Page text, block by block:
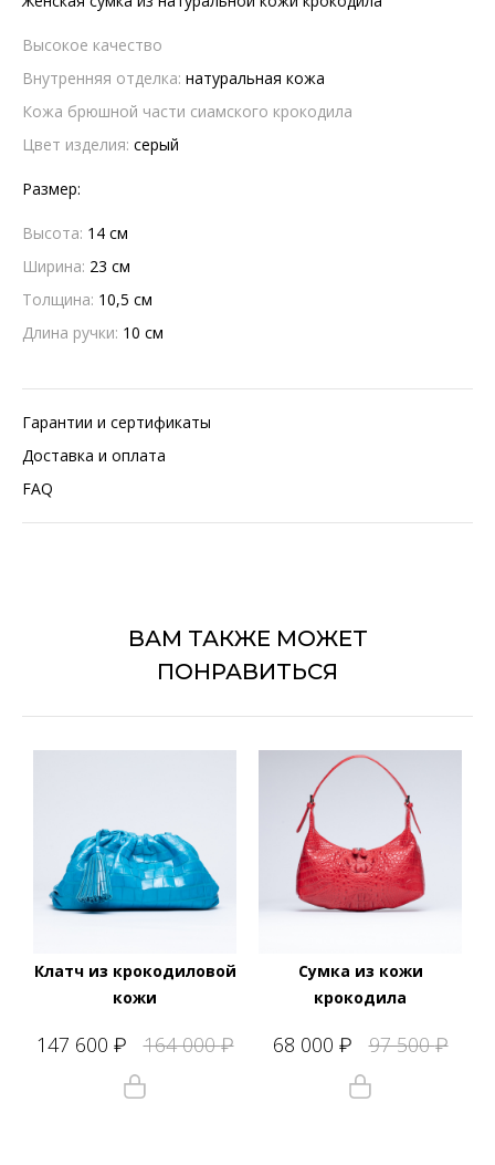
Высокое качество
Внутренняя отделка: натуральная кожа
Кожа брюшной части сиамского крокодила
Цвет изделия: серый
Размер:
Высота: 14 см
Ширина: 23 см
Толщина: 10,5 см
Длина ручки: 10 см
Гарантии и сертификаты
Доставка и оплата
FAQ
ВАМ ТАКЖЕ МОЖЕТ
ПОНРАВИТЬСЯ
Клатч из крокодиловой
кожи
147 600 ₽ 164 000₽
Сумка из кожи
крокодила
68 000 ₽ 97 500₽